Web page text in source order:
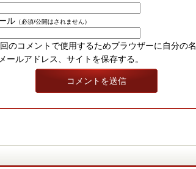
ル （必須/公開はされません）
のコメントで使用するためブラウザーに自分の名
ールアドレス、サイトを保存する。